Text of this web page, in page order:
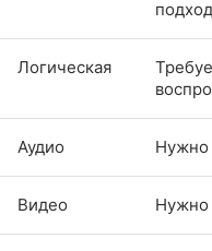
Логическая
Аудио Нужно
Видео Нужно